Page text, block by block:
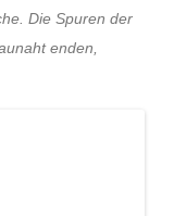
Die Spuren der
enden,